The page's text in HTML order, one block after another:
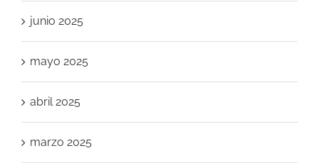
junio 2025
mayo 2025
abril 2025
marzo 2025